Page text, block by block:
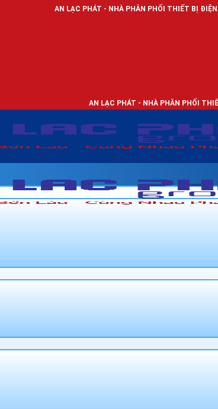
AN LẠC PHÁT - NHÀ PHÂN PHỐI THIẾT BỊ ĐIỆN, DÂY ĐIỆN VÀ
AN LẠC PHÁT - NHÀ PHÂN PHỐI THIẾT BỊ ĐIỆN, DÂY